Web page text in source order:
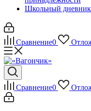
Школьный дневник
Сравнение0
Сравнение0